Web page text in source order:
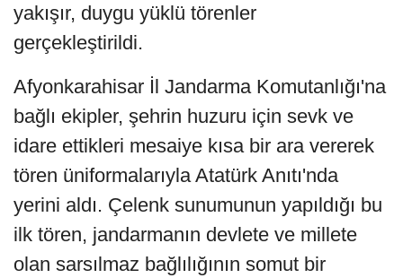
yakışır, duygu yüklü törenler
gerçekleştirildi.
Afyonkarahisar İl Jandarma Komutanlığı'na
bağlı ekipler, şehrin huzuru için sevk ve
idare ettikleri mesaiye kısa bir ara vererek
tören üniformalarıyla Atatürk Anıtı'nda
yerini aldı. Çelenk sunumunun yapıldığı bu
ilk tören, jandarmanın devlete ve millete
olan sarsılmaz bağlılığının somut bir